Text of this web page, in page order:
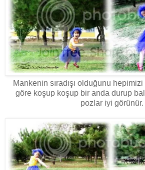
Mankenin sıradışı olduğunu
göre koşup koşup bir anda durup
pozlar iyi görünür.